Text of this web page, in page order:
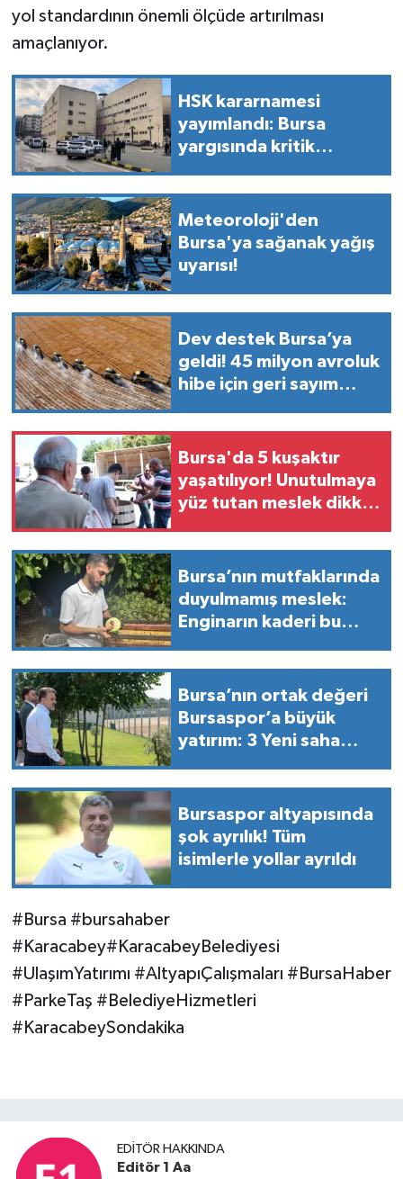
yol standardının önemli ölçüde artırılması
amaçlanıyor.
HSK kararnamesi
yayımlandı: Bursa
yargısında kritik
Meteoroloji'den
Bursa'ya sağanak yağış
uyarısı!
Dev destek Bursa’ya
geldi! 45 milyon avroluk
hibe için geri sayım
Bursa'da 5 kuşaktır
yaşatılıyor! Unutulmaya
yüz tutan meslek dikkat
Bursa’nın mutfaklarında
duyulmamış meslek:
Enginarın kaderi bu
Bursa’nın ortak değeri
Bursaspor’a büyük
yatırım: 3 Yeni saha
Bursaspor altyapısında
şok ayrılık! Tüm
isimlerle yollar ayrıldı
#Bursa #bursahaber
#Karacabey#KaracabeyBelediyesi
#UlaşımYatırımı #AltyapıÇalışmaları #BursaHaber
#ParkeTaş #BelediyeHizmetleri
#KaracabeySondakika
EDITÖR HAKKINDA
Editör 1 Aa